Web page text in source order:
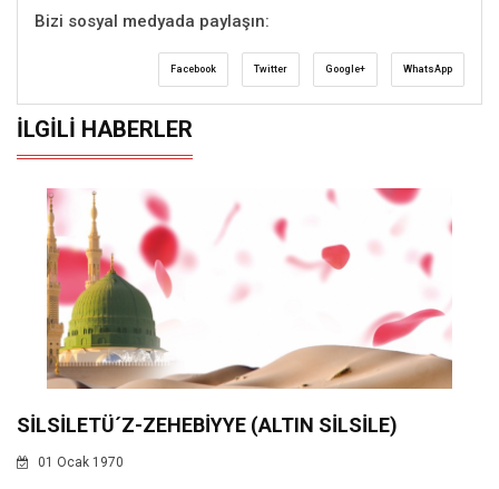
Bizi sosyal medyada paylaşın:
Facebook Twitter Google+ WhatsApp
İLGILI HABERLER
SİLSİLETÜ´Z-ZEHEBİYYE (ALTIN SİLSİLE)
01 Ocak 1970